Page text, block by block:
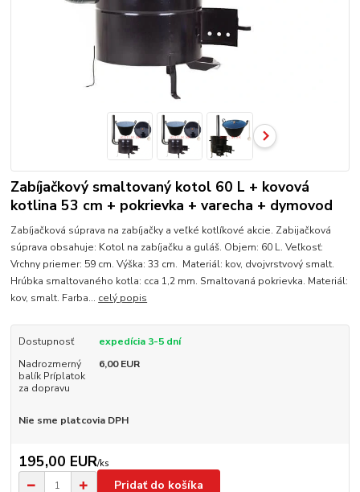
Zabíjačkový smaltovaný kotol 60 L + kovová
kotlina 53 cm + pokrievka + varecha + dymovod
Zabíjačková súprava na zabíjačky a veľké kotlíkové akcie. Zabijačková
súprava obsahuje: Kotol na zabíjačku a guláš. Objem: 60 L. Veľkosť:
Vrchny priemer: 59 cm. Výška: 33 cm. Materiál: kov, dvojvrstvový smalt.
Hrúbka smaltovaného kotla: cca 1,2 mm. Smaltovaná pokrievka. Materiál:
kov, smalt. Farba... celý popis
Dostupnosť
expedícia 3-5 dní
Nadrozmerný
balík Príplatok
za dopravu
6,00 EUR
Nie sme platcovia DPH
195,00 EUR/ks
Pridať do košíka